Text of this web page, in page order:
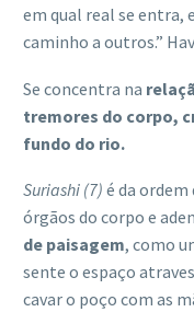
em qual real se entra,
caminho a outros.”
Se concentra na
tremores do corpo,
fundo do rio.
Suriashi (7) é da
órgãos do corpo e
de paisagem, como
sente o espaço
cavar o poço com as